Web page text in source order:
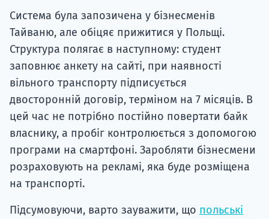
Система була запозичена у бізнесменів
Тайваню, але обіцяє прижитися у Польщі.
Структура полягає в наступному: студент
заповнює анкету на сайті, при наявності
вільного транспорту підписується
двосторонній договір, терміном на 7 місяців. В
цей час не потрібно постійно повертати байк
власнику, а пробіг контролюється з допомогою
програми на смартфоні. Заробляти бізнесмени
розраховують на рекламі, яка буде розміщена
на транспорті.
Підсумовуючи, варто зауважити, що польські